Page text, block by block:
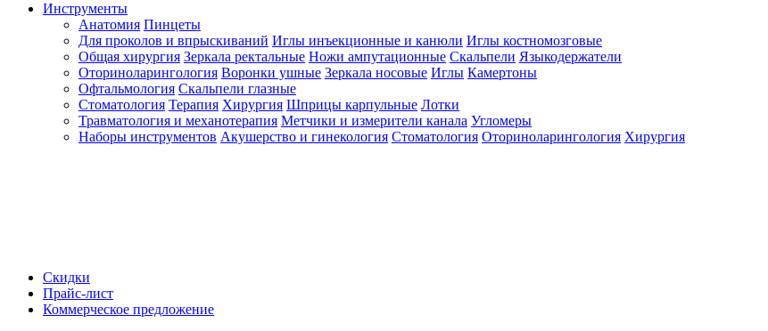
Инструменты
Анатомия Пинцеты
Для проколов и впрыскиваний Иглы инъекционные и канюли Иглы костномозговые
Общая хирургия Зеркала ректальные Ножи ампутационные Скальпели Языкодержатели
Оториноларингология Воронки ушные Зеркала носовые Иглы Камертоны
Офтальмология Скальпели глазные
Стоматология Терапия Хирургия Шприцы карпульные Лотки
Травматология и механотерапия Метчики и измерители канала Угломеры
Наборы инструментов Акушерство и гинекология Стоматология Оториноларингология Хирургия
Скидки
Прайс-лист
Коммерческое предложение